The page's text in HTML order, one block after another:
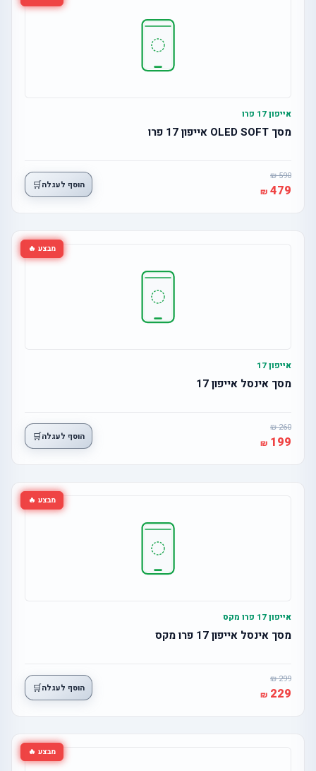
אייפון 17 פרו
מסך OLED SOFT אייפון 17 פרו
590
479 הוסף לעגלה🛒
מבצע 🔥
אייפון 17
מסך אינסל אייפון 17
260
199 הוסף לעגלה🛒
מבצע 🔥
אייפון 17 פרו מקס
מסך אינסל אייפון 17 פרו מקס
299
229 הוסף לעגלה🛒
מבצע 🔥